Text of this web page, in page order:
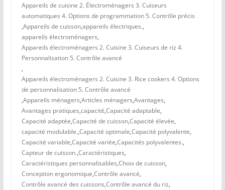
Appareils de cuisine 2. Électroménagers 3. Cuiseurs
automatiques 4. Options de programmation 5. Contrôle précis
,Appareils de cuisson,appareils électriques.,
appareils électroménagers,
Appareils électroménagers 2. Cuisine 3. Cuiseurs de riz 4.
Personnalisation 5. Contrôle avancé
,
Appareils électroménagers 2. Cuisine 3. Rice cookers 4. Options
de personnalisation 5. Contrôle avancé
,Appareils ménagers,Articles ménagers,Avantages,
Avantages pratiques,capacité,Capacité adaptable,
Capacité adaptée,Capacité de cuisson,Capacité élevée,
capacité modulable.,Capacité optimale,Capacité polyvalente,
Capacité variable,Capacité variée,Capacités polyvalentes.,
Capteur de cuisson.,Caractéristiques,
Caractéristiques personnalisables,Choix de cuisson,
Conception ergonomique,Contrôle avancé,
Contrôle avancé des cuissons,Contrôle avancé du riz,